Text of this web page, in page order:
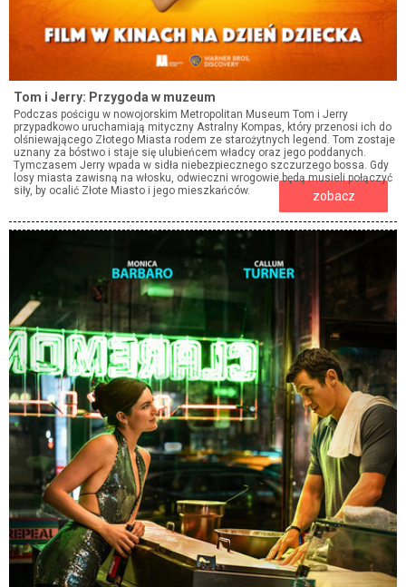
Tom i Jerry: Przygoda w muzeum
Podczas pościgu w nowojorskim Metropolitan Museum Tom i Jerry
przypadkowo uruchamiają mityczny Astralny Kompas, który przenosi ich do
olśniewającego Złotego Miasta rodem ze starożytnych legend. Tom zostaje
uznany za bóstwo i staje się ulubieńcem władcy oraz jego poddanych.
Tymczasem Jerry wpada w sidła niebezpiecznego szczurzego bossa. Gdy
losy miasta zawisną na włosku, odwieczni wrogowie będą musieli połączyć
siły, by ocalić Złote Miasto i jego mieszkańców.
zobacz